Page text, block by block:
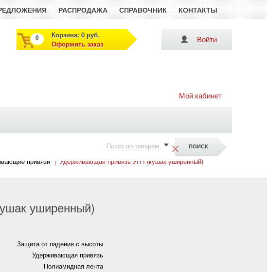
РАСПРОДАЖА СПРАВОЧНИК КОНТАКТЫ
Войти
Корзина: 0 руб.
Оформить заказ
0
Мой кабинет
×
Поиск по товарам
привязи | Удерживающая привязь УП I (кушак уширенный)
уширенный)
Защита от падения с высоты
Удерживающая привязь
Полиамидная лента